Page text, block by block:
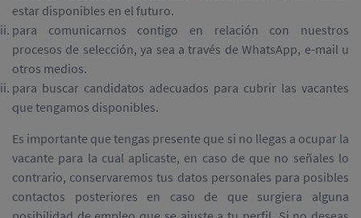
estar disponibles en el futuro.
para comunicarnos contigo en relación con nuestros
procesos de selección, ya sea a través de WhatsApp, e-mail u
otros medios.
para buscar candidatos adecuados para cubrir las vacantes
que tengamos disponibles.
Es importante que tengas presente que si no llegas a ocupar la
vacante para la cual aplicaste, en caso de que no señales lo
contrario, conservaremos tus datos personales para posibles
contactos posteriores en caso de que surgiera alguna